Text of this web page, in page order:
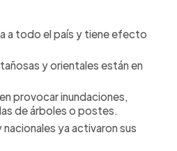
a todo el país y tiene efecto
y orientales están en
provocar inundaciones,
de árboles o postes.
ya activaron sus